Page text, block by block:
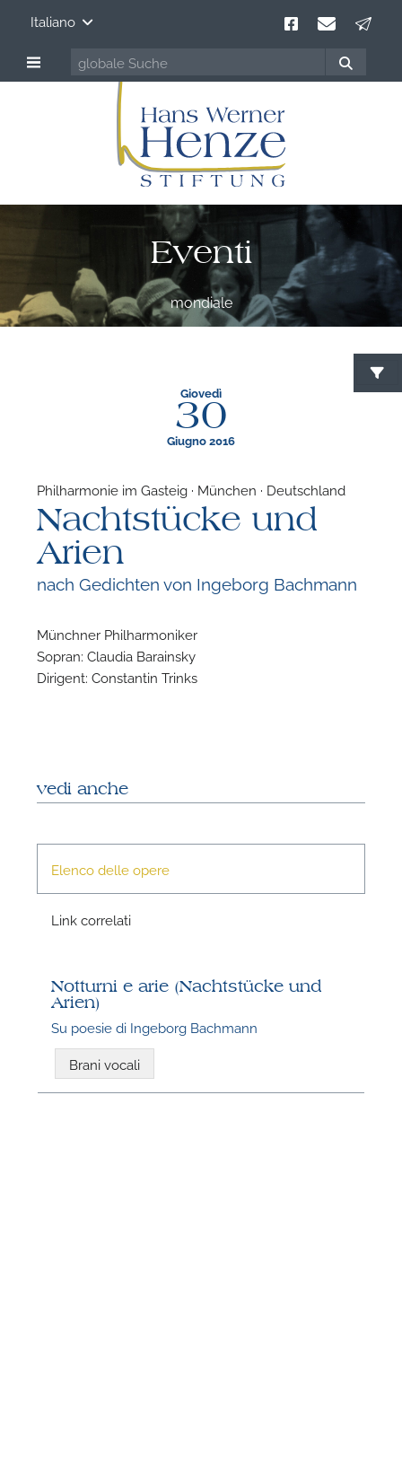
Italiano
Eventi
mondiale
Giovedì
30
Giugno 2016
Philharmonie im Gasteig · München · Deutschland
Nachtstücke und
Arien
nach Gedichten von Ingeborg Bachmann
Münchner Philharmoniker
Sopran: Claudia Barainsky
Dirigent: Constantin Trinks
vedi anche
Elenco delle opere
Link correlati
Notturni e arie (Nachtstücke und
Arien)
Su poesie di Ingeborg Bachmann
Brani vocali